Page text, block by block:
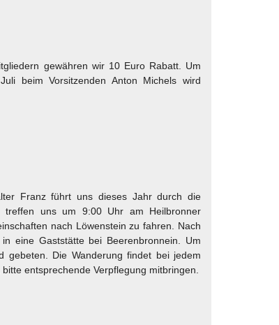
gewähren wir 10 Euro Rabatt. Um
beim Vorsitzenden Anton Michels wird
Franz führt uns dieses Jahr durch die
treffen uns um 9:00 Uhr am Heilbronner
nach Löwenstein zu fahren. Nach
eine Gaststätte bei Beerenbronnein. Um
gebeten. Die Wanderung findet bei jedem
entsprechende Verpflegung mitbringen.